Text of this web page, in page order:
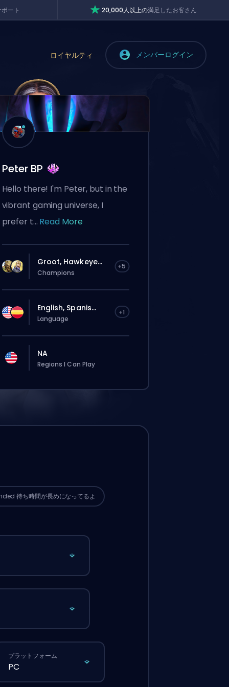
ート 20,000人以上の満足したお客さん
ロイヤルティ メンバーログイン
Peter BP
Hello there! I'm Peter, but in the
vibrant gaming universe, I
prefer t... Read More
Groot, Hawkeye... +5
Champions
English, Spanis... +1
Language
NA
Regions I Can Play
待ち時間が長めになってるよ
プラットフォーム
PC